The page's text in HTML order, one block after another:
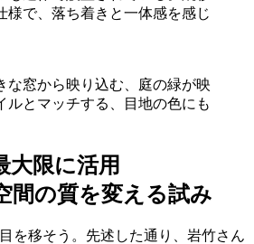
様で、落ち着きと一体感を感じ
な窓から映り込む、庭の緑が映
ルとマッチする、目地の色にも
大限に活用
間の質を変える試み
を移そう。先述した通り、岩竹さん